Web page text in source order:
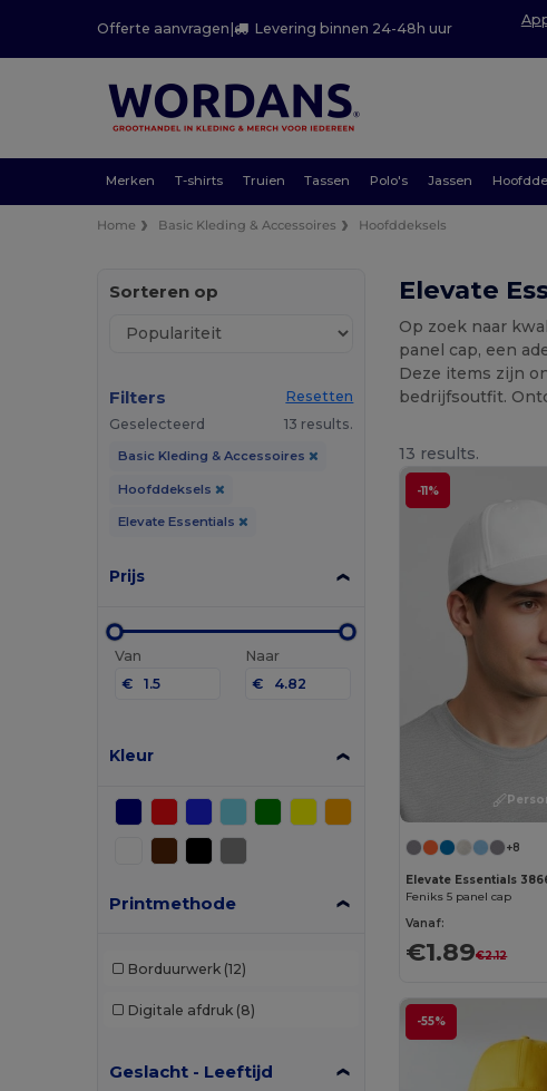
Offerte aanvragen | Levering binnen 24-48h uur
Merken T-shirts Truien Tassen Polo's Jassen
Home Basic Kleding & Accessoires Hoofddeksels
Sorteren op
Filters
Resetten
Geselecteerd
13 results.
Basic Kleding & Accessoires
Hoofddeksels
Elevate Essentials
Prijs
Van
€
Naar
€
Kleur
Printmethode
Borduurwerk (12)
Digitale afdruk (8)
Geslacht - Leeftijd
Elevate
Op zoek naar
panel cap, een
Deze items zijn
bedrijfsoutfit.
13 results.
-11%
+8
Elevate Essentials
Feniks 5 panel cap
Vanaf:
€1.89€2.12
-55%